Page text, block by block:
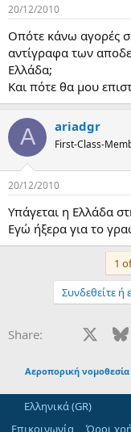
20/12/2010
Οπότε κάνω αγορές
αντίγραφα των
Ελλάδα;
Και πότε θα μου
A ariadgr
First-Class-
20/12/2010
Υπάγεται η Ελλάδα
Εγώ ήξερα για το
1
Συνδεθείτε ή
Share: Facebook
Αεροπορική νομοθεσία
Ελληνικά (GR)
Επικοινωνία
Όροι